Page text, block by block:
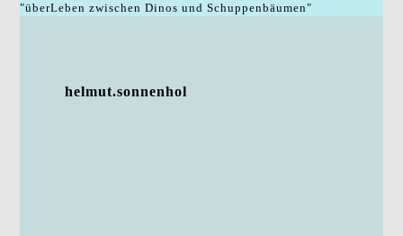
"überLeben zwischen Dinos und Schuppenbäumen"
helmut.sonnenhol